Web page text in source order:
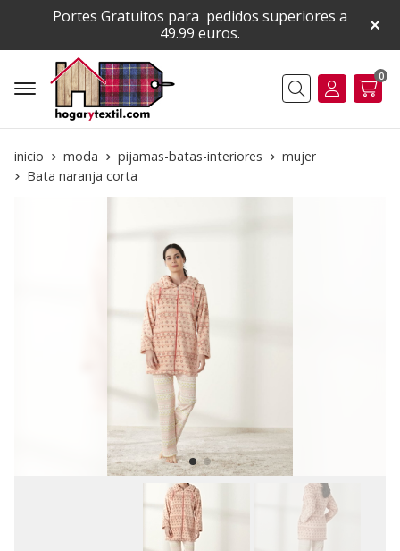
Portes Gratuitos para pedidos superiores a
49.99 euros.
Buscar
0
inicio moda pijamas-batas-interiores
mujer
Bata naranja corta